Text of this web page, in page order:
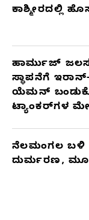
ಕಾಶ್ಮೀರದಲ್ಲಿ
ಹಾರ್ಮುಜ್
ಸ್ಥಾಪನೆಗೆ
ಯೆಮನ್
ಟ್ಯಾಂಕರ್‌ಗಳ
ನೆಲಮಂಗಲ ಬಳಿ
ದುರ್ಮರಣ,